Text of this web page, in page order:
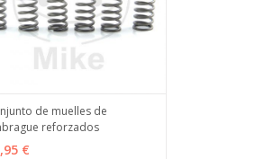
AÑADIR
de muelles de
reforzados
€